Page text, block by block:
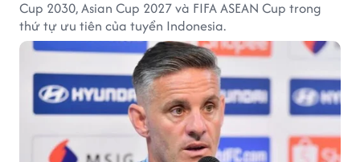
Cup 2030, Asian Cup 2027 và FIFA ASEAN Cup trong
thứ tự ưu tiên của tuyển Indonesia.